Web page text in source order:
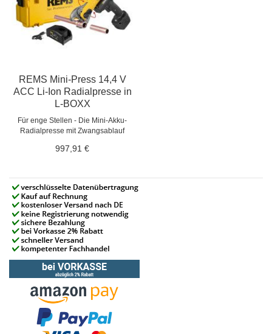
REMS Mini-Press 14,4 V
ACC Li-Ion Radialpresse in
L-BOXX
Für enge Stellen - Die Mini-Akku-
Radialpresse mit Zwangsablauf
997,91 €